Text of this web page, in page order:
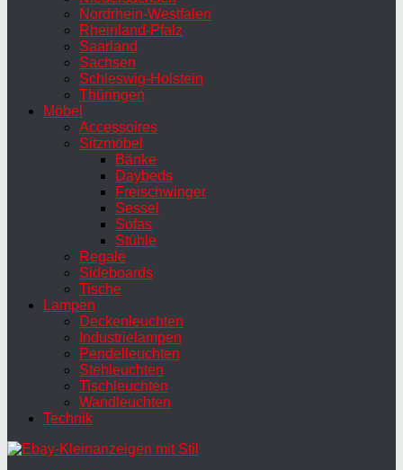
Nordrhein-Westfalen
Rheinland-Pfalz
Saarland
Sachsen
Schleswig-Holstein
Thüringen
Möbel
Accessoires
Sitzmöbel
Bänke
Daybeds
Freischwinger
Sessel
Sofas
Stühle
Regale
Sideboards
Tische
Lampen
Deckenleuchten
Industrielampen
Pendelleuchten
Stehleuchten
Tischleuchten
Wandleuchten
Technik